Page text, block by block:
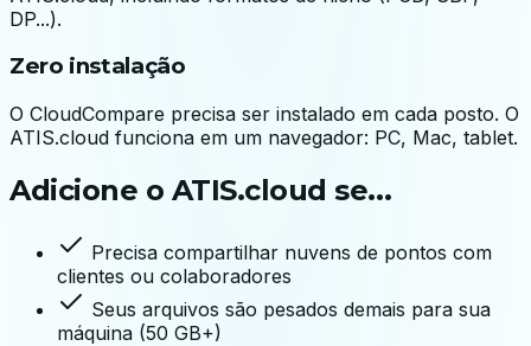
DP...).
Zero instalação
O CloudCompare precisa ser instalado em cada posto. O
ATIS.cloud funciona em um navegador: PC, Mac, tablet.
Adicione o ATIS.cloud se...
Precisa compartilhar nuvens de pontos com
clientes ou colaboradores
Seus arquivos são pesados demais para sua
máquina (50 GB+)